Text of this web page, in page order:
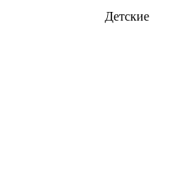
Детские